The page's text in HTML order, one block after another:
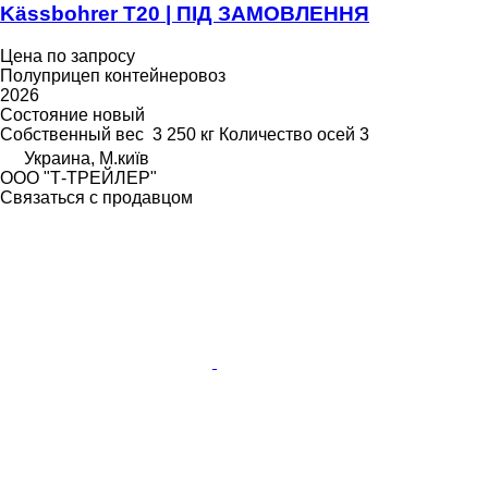
Kässbohrer T20 | ПІД ЗАМОВЛЕННЯ
Цена по запросу
Полуприцеп контейнеровоз
2026
Состояние новый
Собственный вес 3 250 кг Количество осей 3
Украина, М.київ
ООО "Т-ТРЕЙЛЕР"
Связаться с продавцом